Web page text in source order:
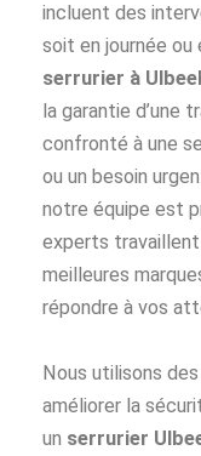
incluent des
soit en journée ou
serrurier à
la garantie d’une
confronté à une
ou un besoin
notre équipe est
experts
meilleures
répondre à vos
Nous utilisons
améliorer la
un serrurier